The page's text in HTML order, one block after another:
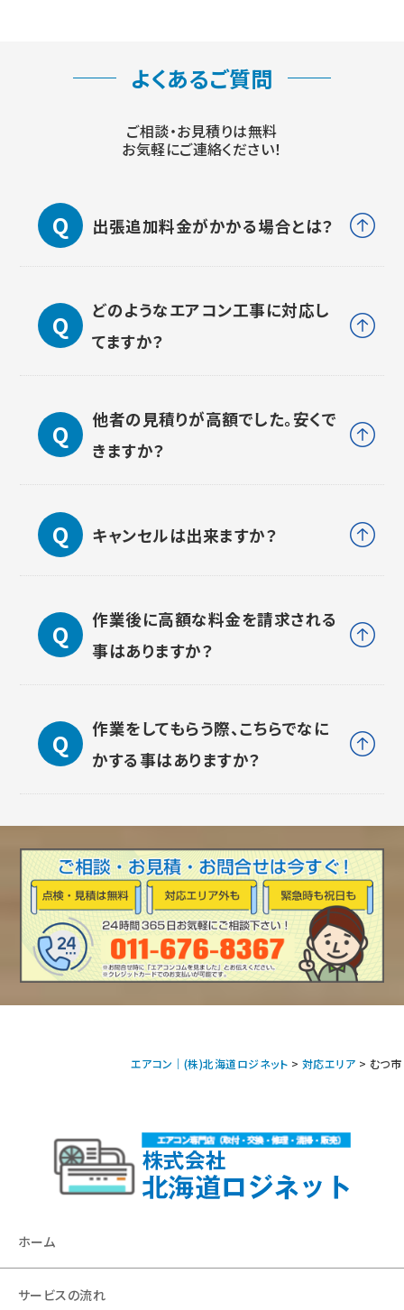
よくあるご質問
ご相談・お見積りは無料
お気軽にご連絡ください！
出張追加料金がかかる場合とは？
どのようなエアコン工事に対応し
てますか？
他者の見積りが高額でした。安くで
きますか？
キャンセルは出来ますか？
作業後に高額な料金を請求される
事はありますか？
作業をしてもらう際、こちらでなに
かする事はありますか？
エアコン｜(株)北海道ロジネット > 対応エリア > むつ市
ホーム
サービスの流れ